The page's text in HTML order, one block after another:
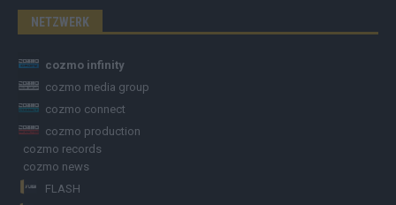
NETZWERK
cozmo infinity
cozmo media group
cozmo connect
cozmo production
cozmo records
cozmo news
FLASH